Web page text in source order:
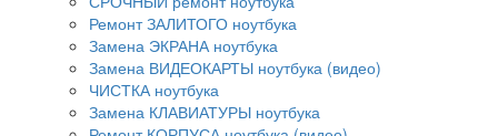
Ремонт ЗАЛИТОГО ноутбука
Замена ЭКРАНА ноутбука
Замена ВИДЕОКАРТЫ ноутбука (видео)
ЧИСТКА ноутбука
Замена КЛАВИАТУРЫ ноутбука